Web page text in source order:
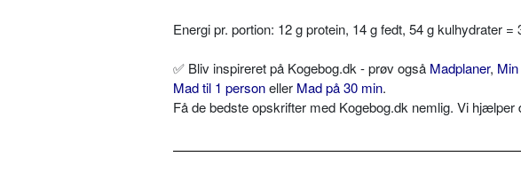
Energi pr. portion: 12 g protein, 14 g fedt, 54 g kulhydrater =
✅ Bliv inspireret på Kogebog.dk - prøv også Madplaner,
Mad til 1 personeller Mad på 30 min.
Få de bedste opskrifter med Kogebog.dk nemlig. Vi